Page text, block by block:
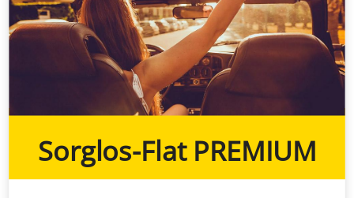
Sorglos-Flat PREMIUM